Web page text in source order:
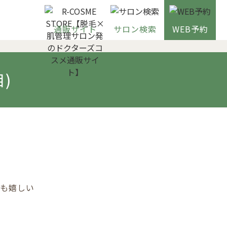
通販サイト サロン検索 WEB予約
)
嬉しい